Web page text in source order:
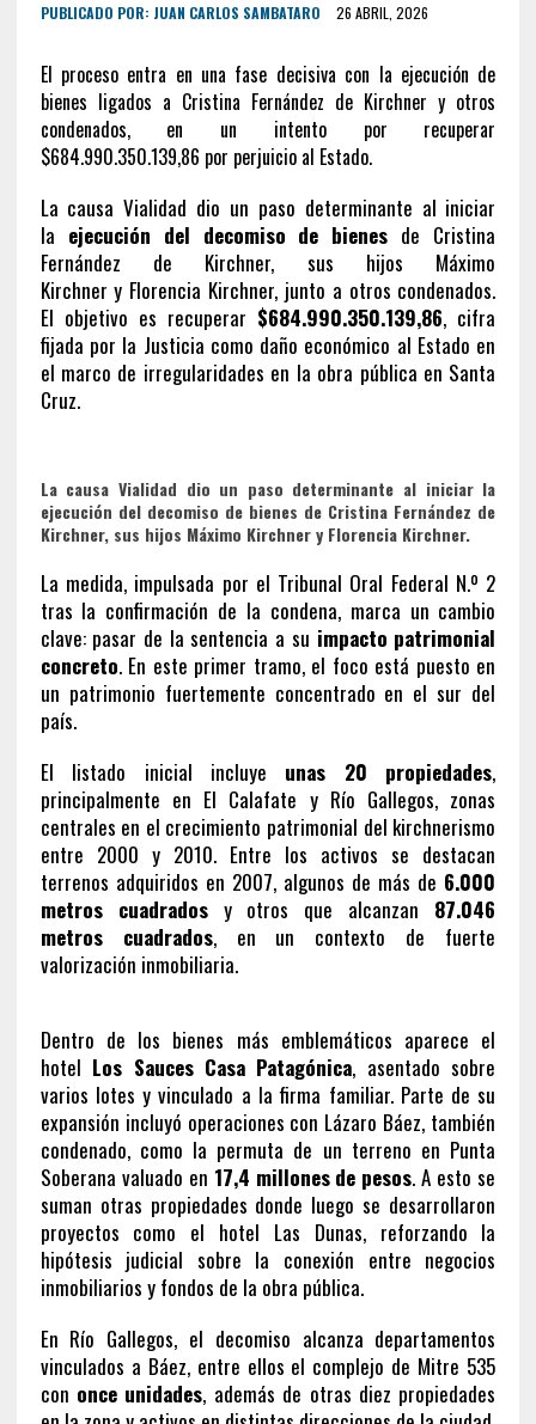
PUBLICADO POR: JUAN CARLOS SAMBATARO 26 ABRIL, 2026
El proceso entra en una fase decisiva con la ejecución de
bienes ligados a Cristina Fernández de Kirchner y otros
condenados, en un intento por recuperar
$684.990.350.139,86 por perjuicio al Estado.
La causa Vialidad dio un paso determinante al iniciar
la ejecución del decomiso de bienes de Cristina
Fernández de Kirchner, sus hijos Máximo
Kirchner y Florencia Kirchner, junto a otros condenados.
El objetivo es recuperar $684.990.350.139,86, cifra
fijada por la Justicia como daño económico al Estado en
el marco de irregularidades en la obra pública en Santa
Cruz.
La causa Vialidad dio un paso determinante al iniciar la
ejecución del decomiso de bienes de Cristina Fernández de
Kirchner, sus hijos Máximo Kirchner y Florencia Kirchner.
La medida, impulsada por el Tribunal Oral Federal N.º 2
tras la confirmación de la condena, marca un cambio
clave: pasar de la sentencia a su impacto patrimonial
concreto. En este primer tramo, el foco está puesto en
un patrimonio fuertemente concentrado en el sur del
país.
El listado inicial incluye unas 20 propiedades,
principalmente en El Calafate y Río Gallegos, zonas
centrales en el crecimiento patrimonial del kirchnerismo
entre 2000 y 2010. Entre los activos se destacan
terrenos adquiridos en 2007, algunos de más de 6.000
metros cuadradosy otros que alcanzan 87.046
metros cuadrados, en un contexto de fuerte
valorización inmobiliaria.
Dentro de los bienes más emblemáticos aparece el
hotel Los Sauces Casa Patagónica, asentado sobre
varios lotes y vinculado a la firma familiar. Parte de su
expansión incluyó operaciones con Lázaro Báez, también
condenado, como la permuta de un terreno en Punta
Soberana valuado en 17,4 millones de pesos. A esto se
suman otras propiedades donde luego se desarrollaron
proyectos como el hotel Las Dunas, reforzando la
hipótesis judicial sobre la conexión entre negocios
inmobiliarios y fondos de la obra pública.
En Río Gallegos, el decomiso alcanza departamentos
vinculados a Báez, entre ellos el complejo de Mitre 535
con once unidades, además de otras diez propiedades